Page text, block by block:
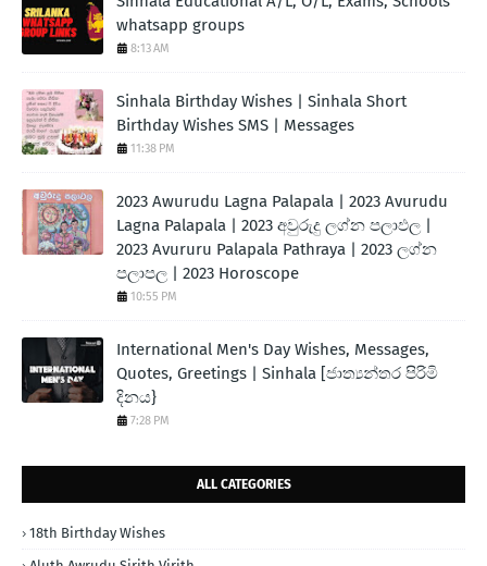
whatsapp groups
8:13 AM
Sinhala Birthday Wishes | Sinhala Short
Birthday Wishes SMS | Messages
11:38 PM
2023 Awurudu Lagna Palapala | 2023 Avurudu
Lagna Palapala | 2023 අවුරුදු ලග්න පලාඵල |
2023 Avururu Palapala Pathraya | 2023 ලග්න
පලාපල | 2023 Horoscope
10:55 PM
International Men's Day Wishes, Messages,
Quotes, Greetings | Sinhala [ජාත්‍යන්තර පිරිමි
දිනය}
7:28 PM
ALL CATEGORIES
18th Birthday Wishes